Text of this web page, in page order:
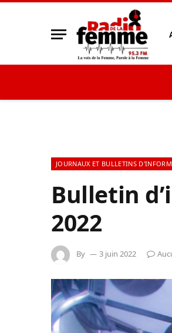
JOURNAUX ET BULLETINS
Bulletin
2022
By 3 juin 2022